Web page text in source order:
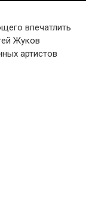
впечатлить
Жуков
артистов